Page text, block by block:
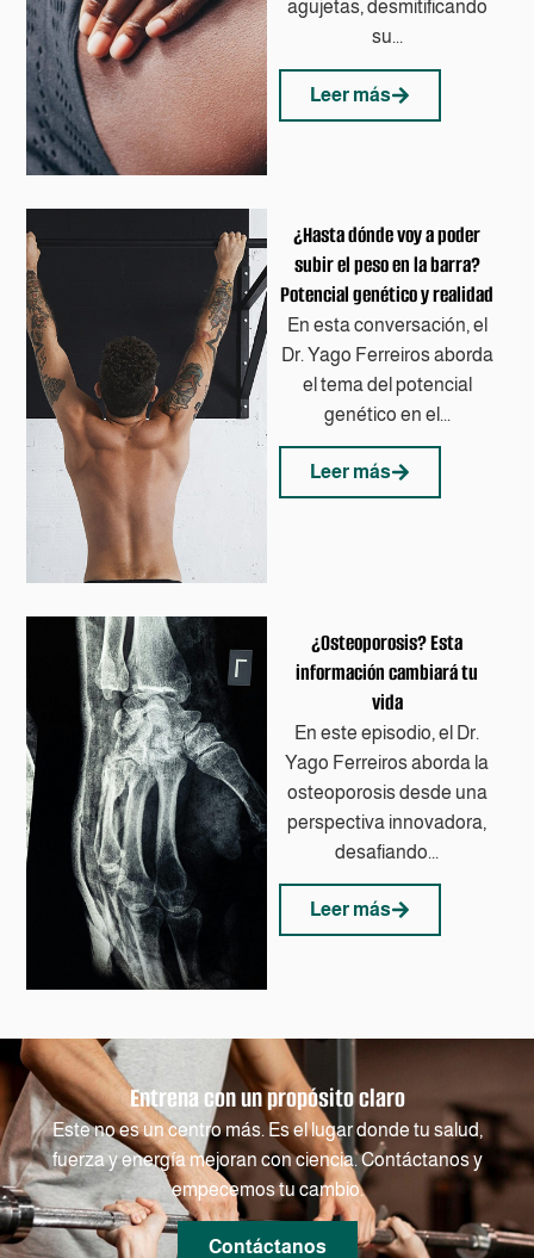
agujetas, desmitificando
su...
Leer más
¿Hasta dónde voy a poder
subir el peso en la barra?
Potencial genético y realidad
En esta conversación, el
Dr. Yago Ferreiros aborda
el tema del potencial
genético en el...
Leer más
¿Osteoporosis? Esta
información cambiará tu
vida
En este episodio, el Dr.
Yago Ferreiros aborda la
osteoporosis desde una
perspectiva innovadora,
desafiando...
Leer más
Entrena con un propósito claro
Este no es un centro más. Es el lugar donde tu salud,
fuerza y energía mejoran con ciencia. Contáctanos y
empecemos tu cambio.
Contáctanos